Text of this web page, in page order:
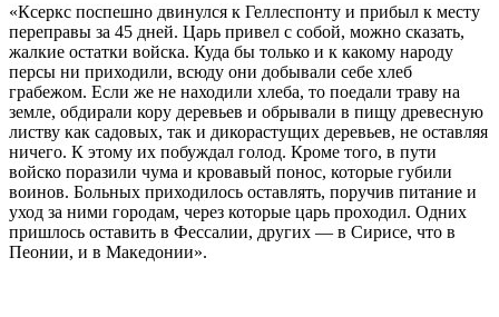
«Ксеркс поспешно двинулся к Геллеспонту и прибыл к месту
переправы за 45 дней. Царь привел с собой, можно сказать,
жалкие остатки войска. Куда бы только и к какому народу
персы ни приходили, всюду они добывали себе хлеб
грабежом. Если же не находили хлеба, то поедали траву на
земле, обдирали кору деревьев и обрывали в пищу древесную
листву как садовых, так и дикорастущих деревьев, не оставляя
ничего. К этому их побуждал голод. Кроме того, в пути
войско поразили чума и кровавый понос, которые губили
воинов. Больных приходилось оставлять, поручив питание и
уход за ними городам, через которые царь проходил. Одних
пришлось оставить в Фессалии, других — в Сирисе, что в
Пеонии, и в Македонии».